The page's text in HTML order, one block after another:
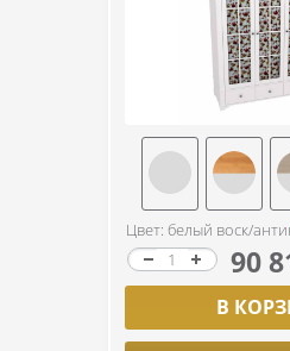
Цвет: белый воск/
90
В